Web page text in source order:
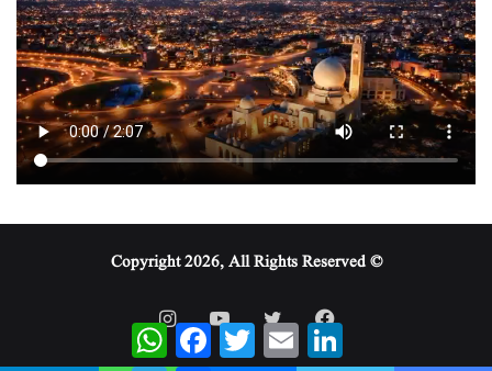
© Copyright 2026, All Rights Reserved
WhatsAppFacebookTwitterEmail
LinkedIn